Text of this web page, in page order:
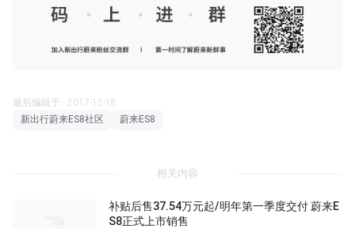
最后编辑于 · 2017-12-18
新出行蔚来ES8社区
蔚来ES8
相关内容
补贴后售37.54万元起/明年第一季度交付 蔚来E
S8正式上市销售